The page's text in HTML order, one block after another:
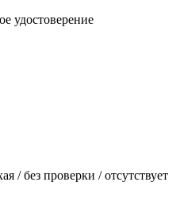
удостоверение
/ без проверки / отсутствует